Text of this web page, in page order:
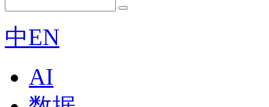
中EN
AI